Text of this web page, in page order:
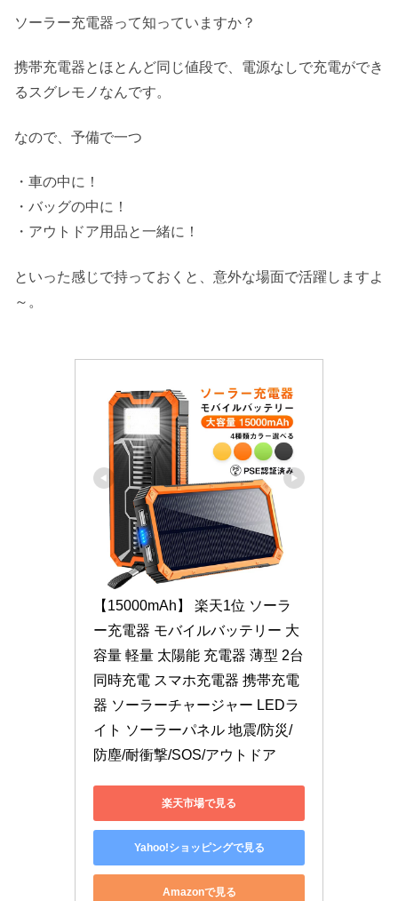
ソーラー充電器って知っていますか？
携帯充電器とほとんど同じ値段で、電源なしで充電ができ
るスグレモノなんです。
なので、予備で一つ
・車の中に！
・バッグの中に！
・アウトドア用品と一緒に！
といった感じで持っておくと、意外な場面で活躍しますよ
～。
【15000mAh】 楽天1位 ソーラ
ー充電器 モバイルバッテリー 大
容量 軽量 太陽能 充電器 薄型 2台
同時充電 スマホ充電器 携帯充電
器 ソーラーチャージャー LEDラ
イト ソーラーパネル 地震/防災/
防塵/耐衝撃/SOS/アウトドア
楽天市場で見る
Yahoo!ショッピングで見る
Amazonで見る